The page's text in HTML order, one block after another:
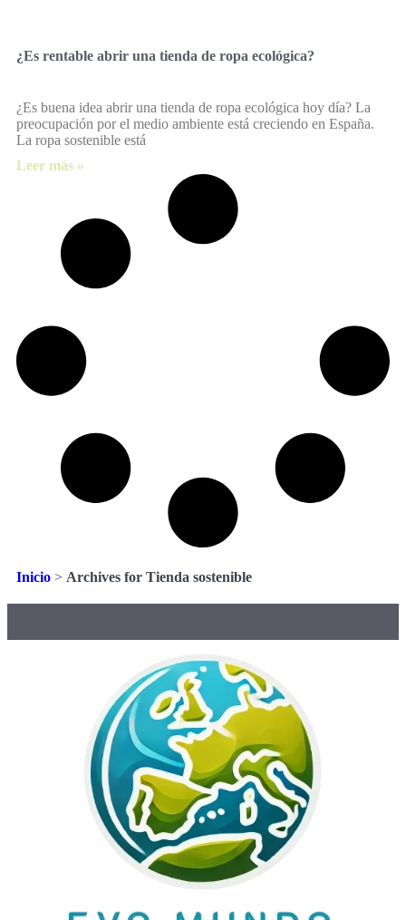
¿Es rentable abrir una tienda de ropa ecológica?
¿Es buena idea abrir una tienda de ropa ecológica hoy día? La
preocupación por el medio ambiente está creciendo en España.
La ropa sostenible está
Leer más »
Inicio > Archives for Tienda sostenible